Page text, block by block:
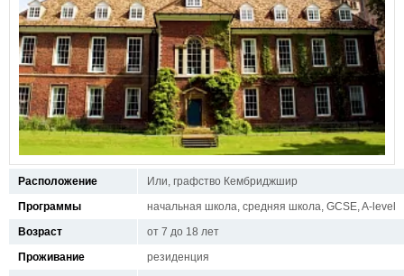
Расположение
Или, графство Кембриджшир
Программы
начальная школа, средняя школа, GCSE, A-level
Возраст
от 7 до 18 лет
Проживание
резиденция